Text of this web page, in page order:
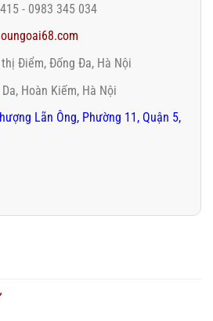
- 0983 345 034
Điểm, Đống Đa, Hà Nội
Hoàn Kiếm, Hà Nội
Lãn Ông, Phường 11, Quận 5,